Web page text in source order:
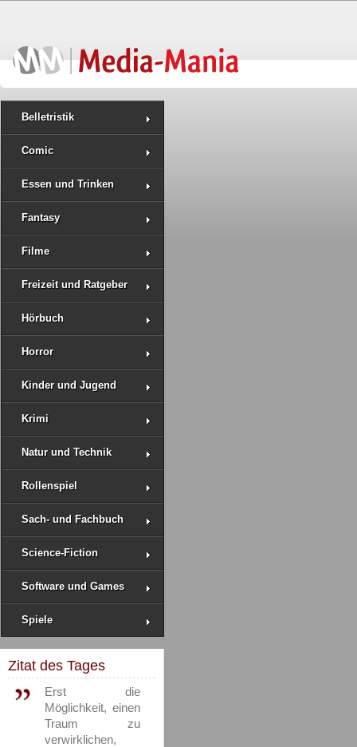
Belletristik
Comic
Essen und Trinken
Fantasy
Filme
Freizeit und Ratgeber
Hörbuch
Horror
Kinder und Jugend
Krimi
Natur und Technik
Rollenspiel
Sach- und Fachbuch
Science-Fiction
Software und Games
Spiele
Zitat des Tages
Erst die
Möglichkeit, einen
Traum zu
verwirklichen,